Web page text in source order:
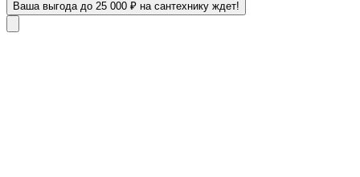
Ваша выгода до 25 000 ₽ на сантехнику ждет!